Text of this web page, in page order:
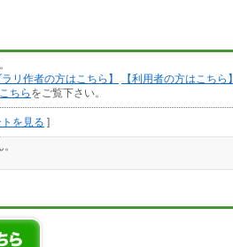
ラリ作者の方はこちら】
【利用者の方はこちら】
こちら をご覧下さい。
を見る ]